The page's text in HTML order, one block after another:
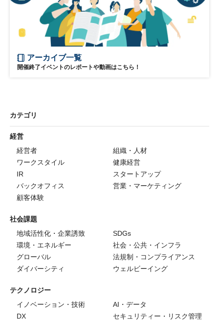
アーカイブ一覧
開催終了イベントのレポートや動画はこちら！
カテゴリ
経営
経営者
組織・人材
ワークスタイル
健康経営
IR
スタートアップ
バックオフィス
営業・マーケティング
顧客体験
社会課題
地域活性化・企業誘致
SDGs
環境・エネルギー
社会・公共・インフラ
グローバル
法規制・コンプライアンス
ダイバーシティ
ウェルビーイング
テクノロジー
イノベーション・技術
AI・データ
DX
セキュリティー・リスク管理